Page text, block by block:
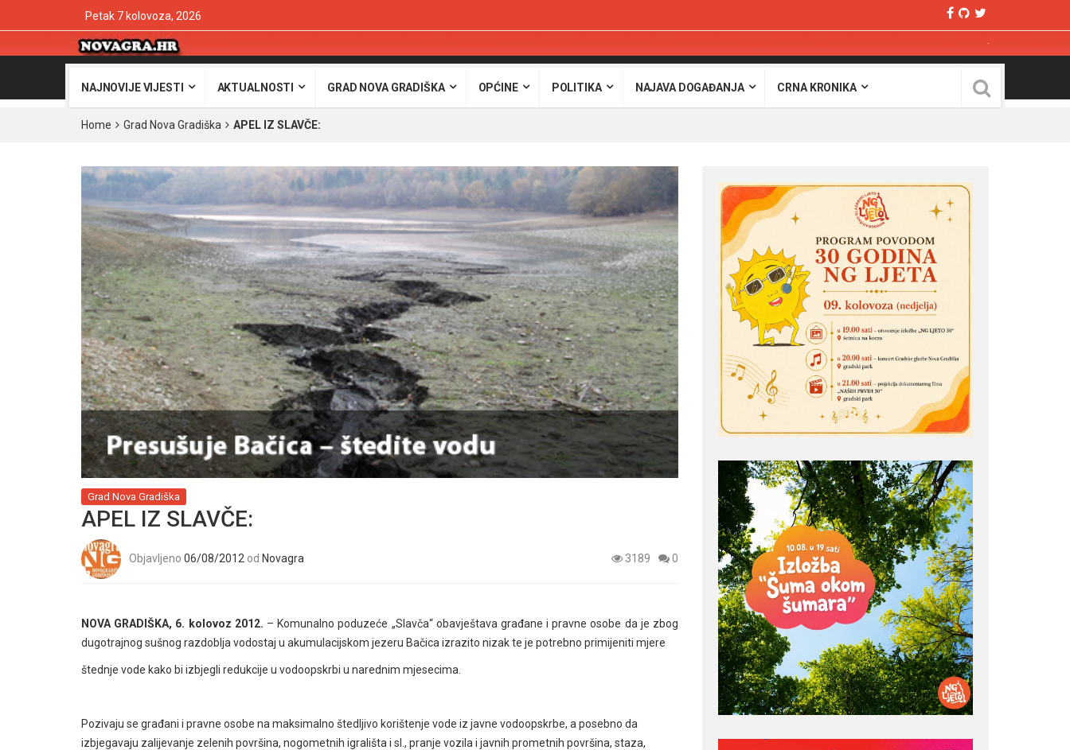
Petak 7 kolovoza, 2026
NAJNOVIJE VIJESTI AKTUALNOSTI GRAD NOVA GRADIŠKA OPĆINE POLITIKA NAJAVA DOGAĐANJA CRNA KRONIKA
Home Grad Nova Gradiška APEL IZ SLAVČE:
Grad Nova Gradiška
APEL IZ SLAVČE:
Objavljeno 06/08/2012 od Novagra 3189 0
NOVA GRADIŠKA, 6. kolovoz 2012. – Komunalno poduzeće „Slavča“ obavještava građane i pravne osobe da je zbog
dugotrajnog sušnog razdoblja vodostaj u akumulacijskom jezeru Bačica izrazito nizak te je potrebno primijeniti mjere
štednje vode kako bi izbjegli redukcije u vodoopskrbi u narednim mjesecima.
Pozivaju se građani i pravne osobe na maksimalno štedljivo korištenje vode iz javne vodoopskrbe, a posebno da
izbjegavaju zalijevanje zelenih površina, nogometnih igrališta i sl., pranje vozila i javnih prometnih površina, staza,